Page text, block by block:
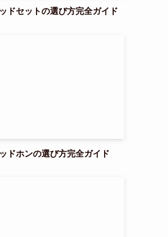
ドセットの選び方完全ガイド
ドホンの選び方完全ガイド